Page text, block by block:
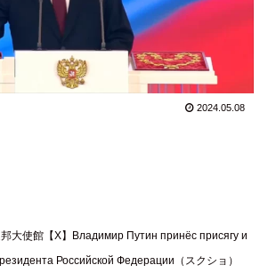
2024.05.08
大使館【X】Владимир Путин принёс присягу и
Российской Федерации（スクショ）